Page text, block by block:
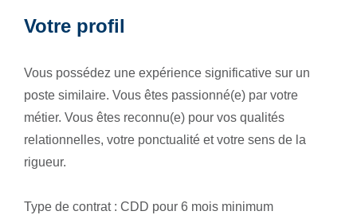
Votre profil
Vous possédez une expérience significative sur un
poste similaire. Vous êtes passionné(e) par votre
métier. Vous êtes reconnu(e) pour vos qualités
relationnelles, votre ponctualité et votre sens de la
rigueur.
Type de contrat : CDD pour 6 mois minimum